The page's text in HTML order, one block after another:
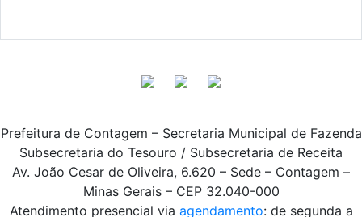
Prefeitura de Contagem – Secretaria Municipal de Fazenda
Subsecretaria do Tesouro / Subsecretaria de Receita
Av. João Cesar de Oliveira, 6.620 – Sede – Contagem –
Minas Gerais – CEP 32.040-000
Atendimento presencial via agendamento: de segunda a